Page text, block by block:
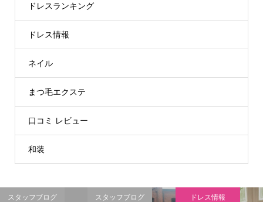
ドレスランキング
ドレス情報
ネイル
まつ毛エクステ
口コミ レビュー
和装
スタッフブログ スタッフブログ ドレス情報